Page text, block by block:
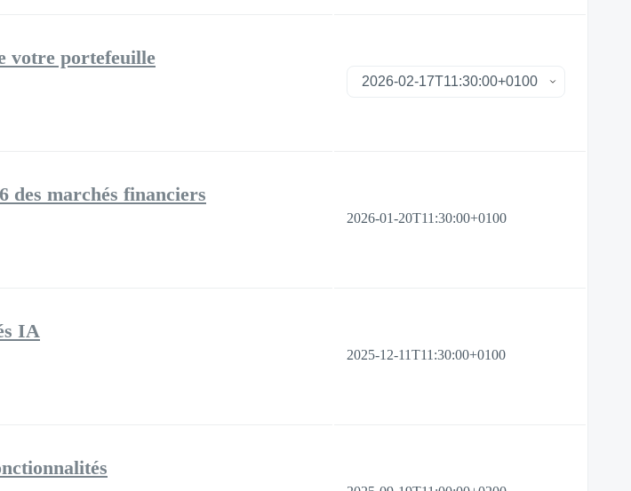
votre portefeuille
des marchés financiers
2026-01-20T11:30:00+0100
IA
2025-12-11T11:30:00+0100